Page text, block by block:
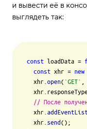
и вывести её в
выглядеть так:
const loadData =
const xhr = new
  xhr.
open( `GET`
  xhr.
// После
  xhr.
  xhr.
send();